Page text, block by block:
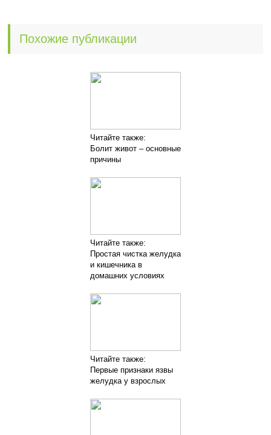
Похожие публикации
Читайте также:
Болит живот – основные
причины
Читайте также:
Простая чистка желудка
и кишечника в
домашних условиях
Читайте также:
Первые признаки язвы
желудка у взрослых